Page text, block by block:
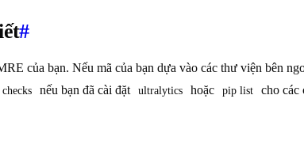
#
của bạn. Nếu mã của bạn dựa vào các thư viện bên
nếu bạn đã cài đặt ultralytics hoặc pip list cho các